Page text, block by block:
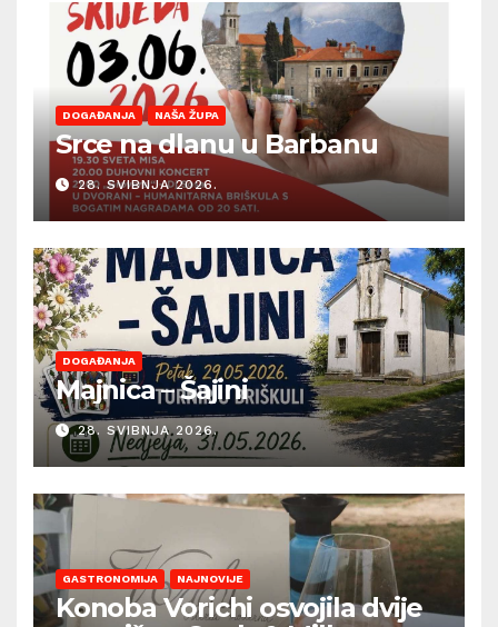
DOGAĐANJA NAŠA ŽUPA
Srce na dlanu u Barbanu
28. SVIBNJA 2026.
DOGAĐANJA
Majnica – Šajini
28. SVIBNJA 2026.
GASTRONOMIJA NAJNOVIJE
Konoba Vorichi osvojila dvije